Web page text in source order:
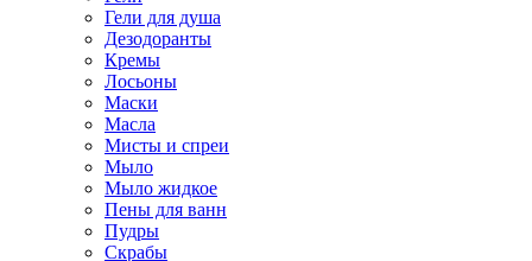
Гели для душа
Дезодоранты
Кремы
Лосьоны
Маски
Масла
Мисты и спреи
Мыло
Мыло жидкое
Пены для ванн
Пудры
Скрабы